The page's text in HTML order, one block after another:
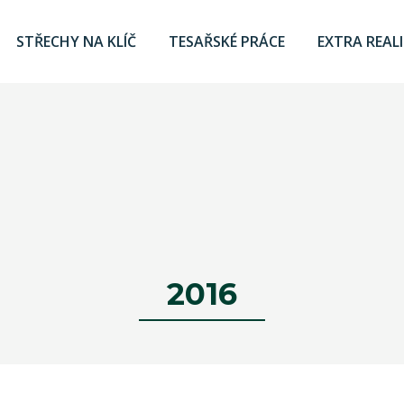
STŘECHY NA KLÍČ TESAŘSKÉ PRÁCE EXTRA
2016